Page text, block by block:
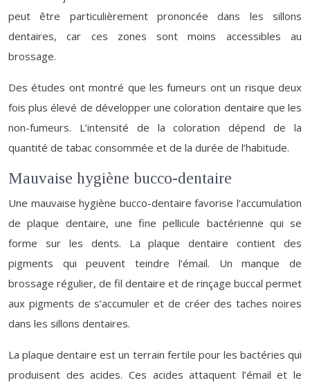
peut être particulièrement prononcée dans les sillons
dentaires, car ces zones sont moins accessibles au
brossage.
Des études ont montré que les fumeurs ont un risque deux
fois plus élevé de développer une coloration dentaire que les
non-fumeurs. L’intensité de la coloration dépend de la
quantité de tabac consommée et de la durée de l’habitude.
Mauvaise hygiène bucco-dentaire
Une mauvaise hygiène bucco-dentaire favorise l’accumulation
de plaque dentaire, une fine pellicule bactérienne qui se
forme sur les dents. La plaque dentaire contient des
pigments qui peuvent teindre l’émail. Un manque de
brossage régulier, de fil dentaire et de rinçage buccal permet
aux pigments de s’accumuler et de créer des taches noires
dans les sillons dentaires.
La plaque dentaire est un terrain fertile pour les bactéries qui
produisent des acides. Ces acides attaquent l’émail et le